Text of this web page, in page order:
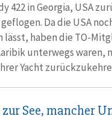
422 in Georgia, USA
Da die USA
lässt, haben die TO-
unterwegs waren,
Yacht
See, mancher